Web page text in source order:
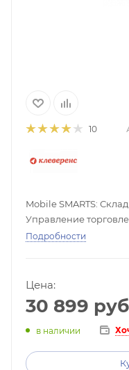
10
Mobile SMARTS:
Управление
Подробности
Цена:
30 899
в наличии